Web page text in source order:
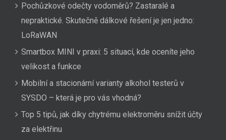
Pochůzkové odečty vodoměrů? Zastaralé a
nepraktické. Skutečně dálkové řešení je jen jedno:
LoRaWAN
Smartbox MINI v praxi: 5 situací, kde oceníte jeho
velikost a funkce
Mobilní a stacionární varianty alkohol testerů v
SYSDO – která je pro vás vhodná?
Top 5 tipů, jak díky chytrému elektroměru snížit účty
za elektřinu